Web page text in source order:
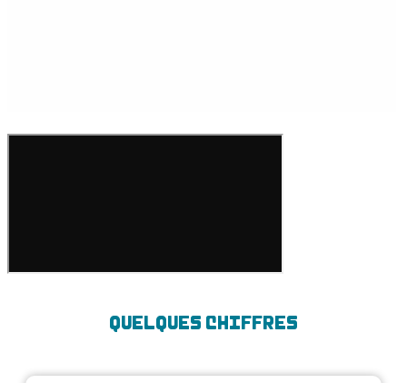
QUELQUES CHIFFRES